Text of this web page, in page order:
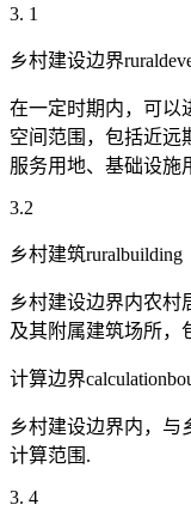
3. 1
乡村建设边界
在一定时期内，可以
空间范围，包括近远
服务用地、基础设施
3.2
乡村建筑ruralbuilding
乡村建设边界内农村
及其附属建筑场所，
计算边界
乡村建设边界内，与
计算范围.
3. 4